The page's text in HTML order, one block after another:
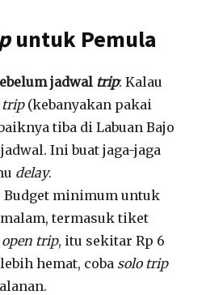
untuk Pemula
jadwal trip: Kalau
trip(kebanyakan pakai
tiba di Labuan Bajo
.Ini buat jaga-jaga
delay.
Budget minimum untuk
termasuk tiket
open trip, itu sekitar Rp 6
hemat, coba solo trip
.